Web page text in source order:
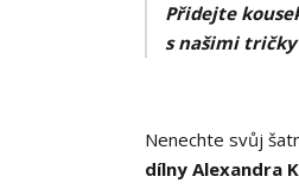
Přidejte
s našimi
Nenechte svůj
dílny Alexandra